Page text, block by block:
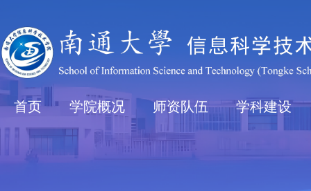
首页 学院概况 师资队伍 学科建设